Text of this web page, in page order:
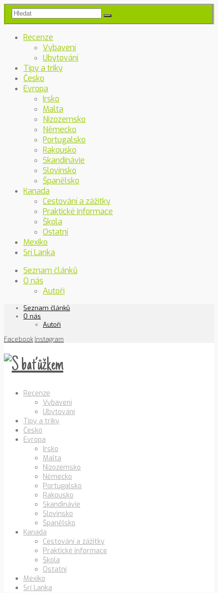
Recenze
Vybavení
Ubytování
Tipy a triky
Česko
Evropa
Irsko
Malta
Nizozemsko
Německo
Portugalsko
Rakousko
Skandinávie
Slovinsko
Španělsko
Kanada
Cestování a zážitky
Praktické informace
Škola
Ostatní
Mexiko
Srí Lanka
Seznam článků
O nás
Autoři
Seznam článků
O nás
Autoři
Facebook Instagram
Recenze
Vybavení
Ubytování
Tipy a triky
Česko
Evropa
Irsko
Malta
Nizozemsko
Německo
Portugalsko
Rakousko
Skandinávie
Slovinsko
Španělsko
Kanada
Cestování a zážitky
Praktické informace
Škola
Ostatní
Mexiko
Srí Lanka